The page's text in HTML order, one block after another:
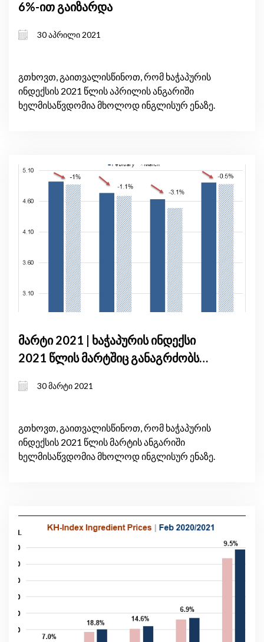
6%-ით გაიზარდა
30 აპრილი 2021
გთხოვთ, გაითვალისწინოთ, რომ ხაჭაპურის
ინდექსის 2021 წლის აპრილის ანგარიში
ხელმისაწვდომია მხოლოდ ინგლისურ ენაზე.
მარტი 2021 | ხაჭაპურის ინდექსი
2021 წლის მარტშიც განაგრძობს
30 მარტი 2021
გთხოვთ, გაითვალისწინოთ, რომ ხაჭაპურის
ინდექსის 2021 წლის მარტის ანგარიში
ხელმისაწვდომია მხოლოდ ინგლისურ ენაზე.